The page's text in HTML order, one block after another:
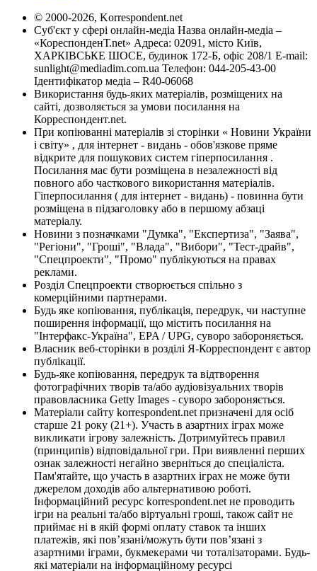
© 2000-2026, Korrespondent.net
Суб'єкт у сфері онлайн-медіа Назва онлайн-медіа –
«КореспонденТ.net» Адреса: 02091, місто Київ,
ХАРКІВСЬКЕ ШОСЕ, будинок 172-Б, офіс 208/1 E-mail:
sunlight@mediadim.com.ua Телефон: 044-205-43-00
Ідентифікатор медіа – R40-06068
Використання будь-яких матеріалів, розміщених на
сайті, дозволяється за умови посилання на
Корреспондент.net.
При копіюванні матеріалів зі сторінки « Новини України
і світу» , для інтернет - видань - обов'язкове пряме
відкрите для пошукових систем гіперпосилання .
Посилання має бути розміщена в незалежності від
повного або часткового використання матеріалів.
Гіперпосилання ( для інтернет - видань) - повинна бути
розміщена в підзаголовку або в першому абзаці
матеріалу.
Новини з позначками "Думка", "Експертиза", "Заява",
"Регіони", "Гроші", "Влада", "Вибори", "Тест-драйв",
"Спецпроекти", "Промо" публікуються на правах
реклами.
Розділ Спецпроекти створюється спільно з
комерційними партнерами.
Будь яке копіювання, публікація, передрук, чи наступне
поширення інформації, що містить посилання на
"Інтерфакс-Україна", EPA / UPG, суворо забороняється.
Власник веб-сторінки в розділі Я-Корреспондент є автор
публікації.
Будь-яке копіювання, передрук та відтворення
фотографічних творів та/або аудіовізуальних творів
правовласника Getty Images - суворо забороняється.
Матеріали сайту korrespondent.net призначені для осіб
старше 21 року (21+). Участь в азартних іграх може
викликати ігрову залежність. Дотримуйтесь правил
(принципів) відповідальної гри. При виявленні перших
ознак залежності негайно зверніться до спеціаліста.
Пам'ятайте, що участь в азартних іграх не може бути
джерелом доходів або альтернативою роботі.
Інформаційний ресурс korrespondent.net не проводить
ігри на реальні та/або віртуальні гроші, також сайт не
приймає ні в якій формі оплату ставок та інших
платежів, які пов’язані/можуть бути пов’язані з
азартними іграми, букмекерами чи тоталізаторами. Будь-
які матеріали на інформаційному ресурсі